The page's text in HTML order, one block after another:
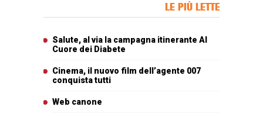
LE PIÙ LETTE
Salute, al via la campagna itinerante Al
Cuore dei Diabete
Cinema, il nuovo film dell’agente 007
conquista tutti
Web canone